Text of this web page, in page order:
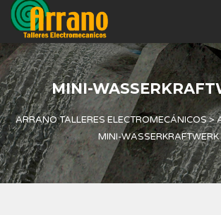
MINI-
ARRANO TALLERES ELECTROMECÁNICOS>
MINI-WASSERKRAFTWERK